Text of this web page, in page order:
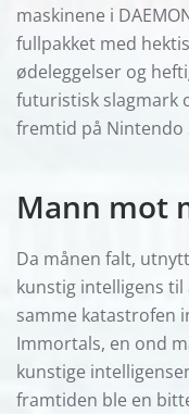
maskinene i
fullpakket med
ødeleggelser og
futuristisk slagmark
fremtid på Nintendo
Mann mot
Da månen falt,
kunstig intelligens til
samme katastrofen
Immortals, en ond
kunstige
framtiden ble en